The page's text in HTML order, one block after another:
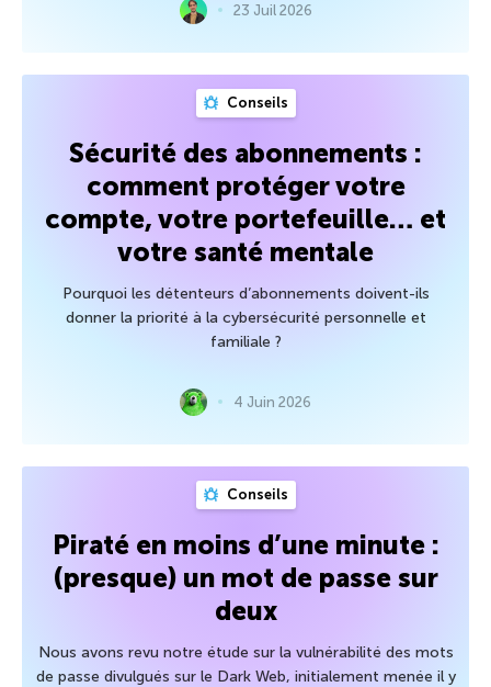
23 Juil 2026
Conseils
Sécurité des abonnements :
comment protéger votre
compte, votre portefeuille… et
votre santé mentale
Pourquoi les détenteurs d’abonnements doivent-ils
donner la priorité à la cybersécurité personnelle et
familiale ?
4 Juin 2026
Conseils
Piraté en moins d’une minute :
(presque) un mot de passe sur
deux
Nous avons revu notre étude sur la vulnérabilité des mots
de passe divulgués sur le Dark Web, initialement menée il y